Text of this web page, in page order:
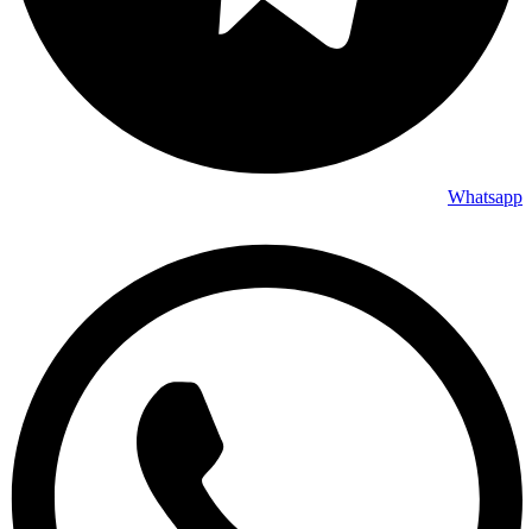
Whatsapp